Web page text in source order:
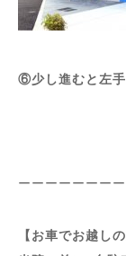
⑥少し進むと左
ーーーーーーー
【お車でお越しの